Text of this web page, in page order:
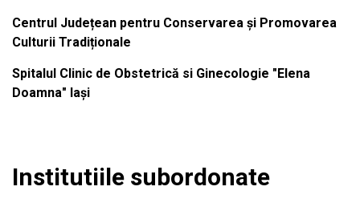
Centrul Județean pentru Conservarea și Promovarea
Culturii Tradiționale
Spitalul Clinic de Obstetrică si Ginecologie "Elena
Doamna" Iași
Institutiile subordonate